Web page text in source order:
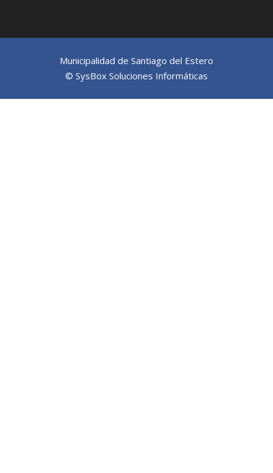
Municipalidad de Santiago del Estero
© SysBox Soluciones Informáticas